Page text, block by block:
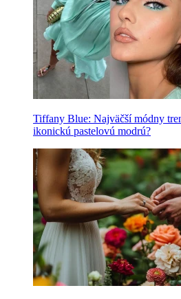
Tiffany Blue: Najväčší módny
ikonickú pastelovú modrú?